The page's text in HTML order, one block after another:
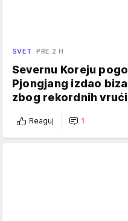
SVET PRE 2 H
Severnu Koreju
Pjongjang izdao
zbog rekordnih
Reaguj 1